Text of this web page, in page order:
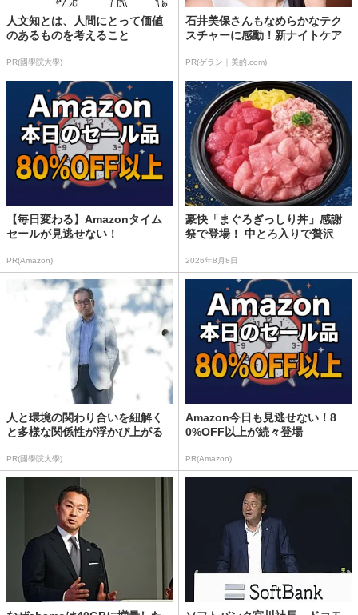
人文知とは、人間にとって価値
のあるものを考えること
PR(國學院大學)
石井美保さんもなめらかなテク
スチャーに感動！新ナイトケア
PR(ゲラン｜美的.com)
【毎日変わる】Amazonタイム
セールが見逃せない！
PR(Amazon)
豪快「まぐろぎっしり丼」感謝
祭で登場！ 中とろ入りで贅沢
2026年8月8日
人と環境の関わり合いを紐解く
と多様な関係性が浮かび上がる
PR(國學院大學)
Amazon今日も見逃せない！8
0%OFF以上が続々登場
PR(Amazon)